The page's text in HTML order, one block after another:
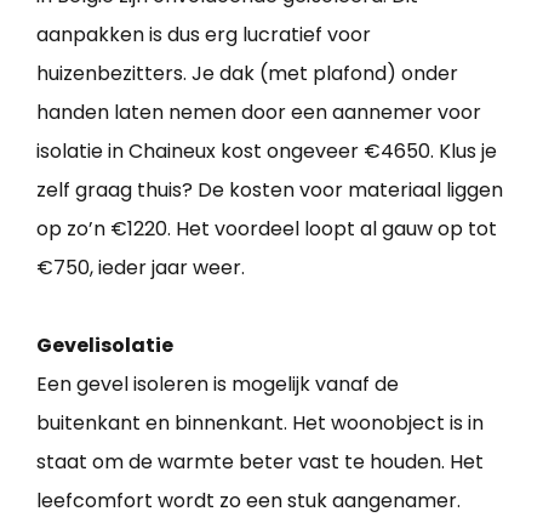
aanpakken is dus erg lucratief voor
huizenbezitters. Je dak (met plafond) onder
handen laten nemen door een aannemer voor
isolatie in Chaineux kost ongeveer €4650. Klus je
zelf graag thuis? De kosten voor materiaal liggen
op zo’n €1220. Het voordeel loopt al gauw op tot
€750, ieder jaar weer.
Gevelisolatie
Een gevel isoleren is mogelijk vanaf de
buitenkant en binnenkant. Het woonobject is in
staat om de warmte beter vast te houden. Het
leefcomfort wordt zo een stuk aangenamer.